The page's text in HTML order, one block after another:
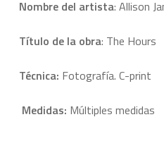
Nombre del artista: Allison
Título de la obra: The Hours
Técnica: Fotografía. C-print
Medidas: Múltiples medidas